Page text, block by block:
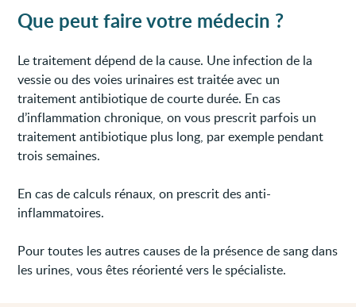
Que peut faire votre médecin ?
Le traitement dépend de la cause. Une infection de la
vessie ou des voies urinaires est traitée avec un
traitement antibiotique de courte durée. En cas
d’inflammation chronique, on vous prescrit parfois un
traitement antibiotique plus long, par exemple pendant
trois semaines.
En cas de calculs rénaux, on prescrit des anti-
inflammatoires.
Pour toutes les autres causes de la présence de sang dans
les urines, vous êtes réorienté vers le spécialiste.